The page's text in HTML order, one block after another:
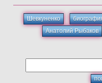
Шевкуненко
Анатолий Рыбаков